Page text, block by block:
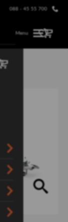
088 - 45 55 700
Menu